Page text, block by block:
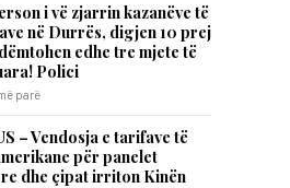
i vë zjarrin kazanëve të
në Durrës, digjen 10 prej
edhe tre mjete të
Polici
parë
– Vendosja e tarifave të
për panelet
dhe çipat irriton Kinën